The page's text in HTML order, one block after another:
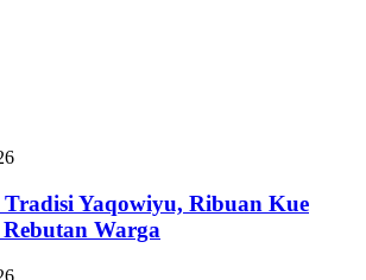
Yaqowiyu, Ribuan Kue
Warga